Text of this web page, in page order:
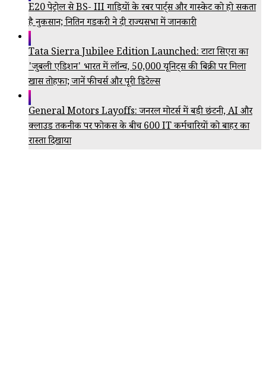
E20 पेट्रोल से BS- III गाड़ियों के रबर पार्ट्स और गास्केट को हो सकता
है नुकसान; नितिन गडकरी ने दी राज्यसभा में जानकारी
Tata Sierra Jubilee Edition Launched: टाटा सिएरा का
'जुबली एडिशन' भारत में लॉन्च, 50,000 यूनिट्स की बिक्री पर मिला
खास तोहफा; जानें फीचर्स और पूरी डिटेल्स
General Motors Layoffs: जनरल मोटर्स में बड़ी छंटनी, AI और
क्लाउड तकनीक पर फोकस के बीच 600 IT कर्मचारियों को बाहर का
रास्ता दिखाया